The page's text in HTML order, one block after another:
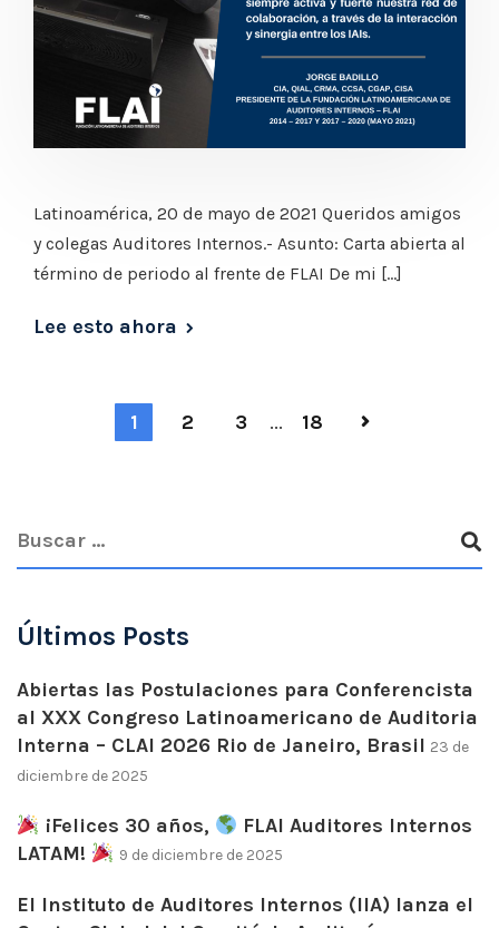
Latinoamérica, 20 de mayo de 2021 Queridos amigos
y colegas Auditores Internos.- Asunto: Carta abierta al
término de periodo al frente de FLAI De mi […]
Lee esto ahora
1 2 3 ... 18
Últimos Posts
Abiertas las Postulaciones para Conferencista
al XXX Congreso Latinoamericano de Auditoria
Interna – CLAI 2026 Rio de Janeiro, Brasil 23 de
diciembre de 2025
¡Felices 30 años,
FLAI Auditores Internos
LATAM!
9 de diciembre de 2025
El Instituto de Auditores Internos (IIA) lanza el